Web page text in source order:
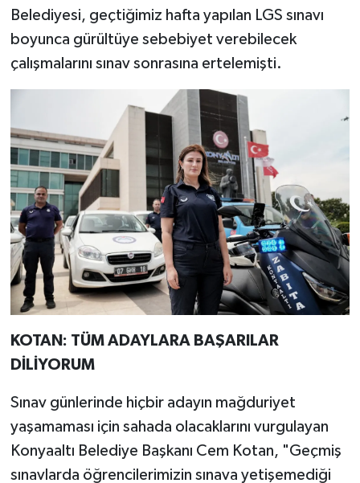
Belediyesi, geçtiğimiz hafta yapılan LGS sınavı
boyunca gürültüye sebebiyet verebilecek
çalışmalarını sınav sonrasına ertelemişti.
KOTAN: TÜM ADAYLARA BAŞARILAR
DİLİYORUM
Sınav günlerinde hiçbir adayın mağduriyet
yaşamaması için sahada olacaklarını vurgulayan
Konyaaltı Belediye Başkanı Cem Kotan, "Geçmiş
sınavlarda öğrencilerimizin sınava yetişemediği